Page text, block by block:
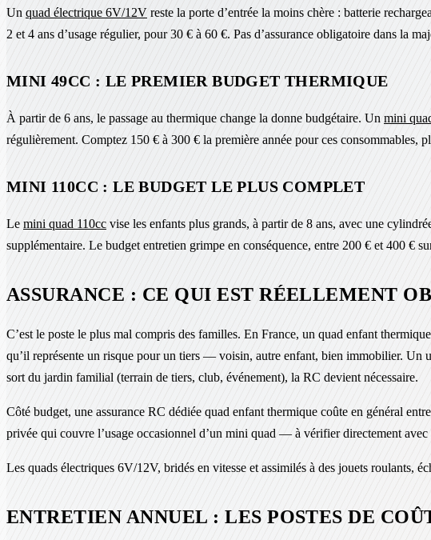
Un quad électrique 6V/12V reste la porte d’entrée la moins chère : batterie
2 et 4 ans d’usage régulier, pour 30 € à 60 €. Pas d’assurance obligatoire dans la
MINI 49CC : LE PREMIER BUDGET THERMIQUE
À partir de 6 ans, le passage au thermique change la donne budgétaire. Un mini
régulièrement. Comptez 150 € à 300 € la première année pour ces consommables,
MINI 110CC : LE BUDGET LE PLUS COMPLET
Le mini quad 110cc vise les enfants plus grands, à partir de 8 ans, avec une
supplémentaire. Le budget entretien grimpe en conséquence, entre 200 € et 400 €
ASSURANCE : CE QUI EST RÉELLEMENT
C’est le poste le plus mal compris des familles. En France, un quad enfant
qu’il représente un risque pour un tiers — voisin, autre enfant, bien immobilier. Un
sort du jardin familial (terrain de tiers, club, événement), la RC devient nécessaire.
Côté budget, une assurance RC dédiée quad enfant thermique coûte en général
privée qui couvre l’usage occasionnel d’un mini quad — à vérifier directement
Les quads électriques 6V/12V, bridés en vitesse et assimilés à des jouets roulants,
ENTRETIEN ANNUEL : LES POSTES DE